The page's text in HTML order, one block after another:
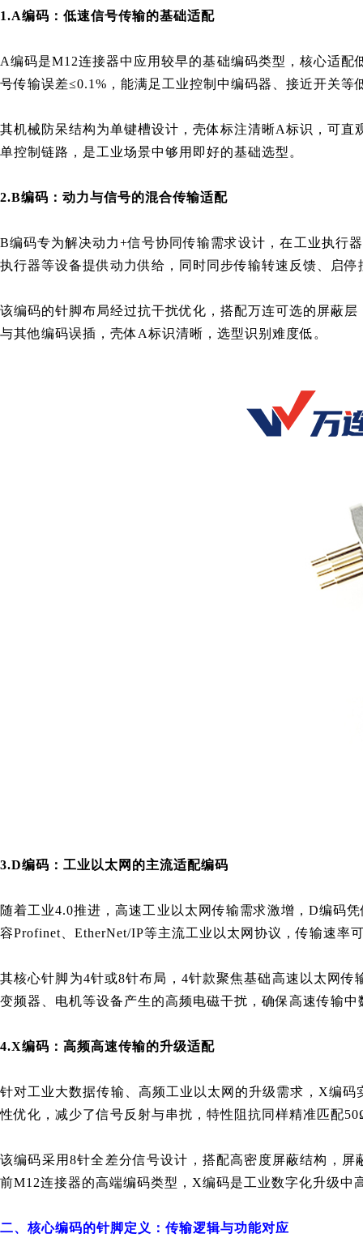
1.A编码：低速信号传输的基础适配
A编码是M12连接器中应用较早的基础编码类型，核心适
号传输误差≤0.1%，能满足工业控制中编码器、接近开关
其机械防呆结构为单键槽设计，壳体标注清晰A标识，可
单控制链路，是工业场景中够用即好的基础选型。
2.B编码：动力与信号的混合传输适配
B编码专为解决动力+信号协同传输需求设计，在工业执行
执行器等设备提供动力供给，同时同步传输转速反馈、启
该编码的针脚布局经过抗干扰优化，搭配万连可选的屏蔽
与其他编码误插，壳体A标识清晰，选型识别难度低。
3.D编码：工业以太网的主流适配编码
随着工业4.0推进，高速工业以太网传输需求激增，D编码
容Profinet、EtherNet/IP等主流工业以太网协议，传输速率
其核心针脚为4针或8针布局，4针款聚焦基础高速以太网
变频器、电机等设备产生的高频电磁干扰，确保高速传输
4.X编码：高频高速传输的升级适配
针对工业大数据传输、高频工业以太网的升级需求，X编
性优化，减少了信号反射与串扰，特性阻抗同样精准匹配
该编码采用8针全差分信号设计，搭配高密度屏蔽结构，
前M12连接器的高端编码类型，X编码是工业数字化升级
二、核心编码的针脚定义：传输逻辑与功能对应